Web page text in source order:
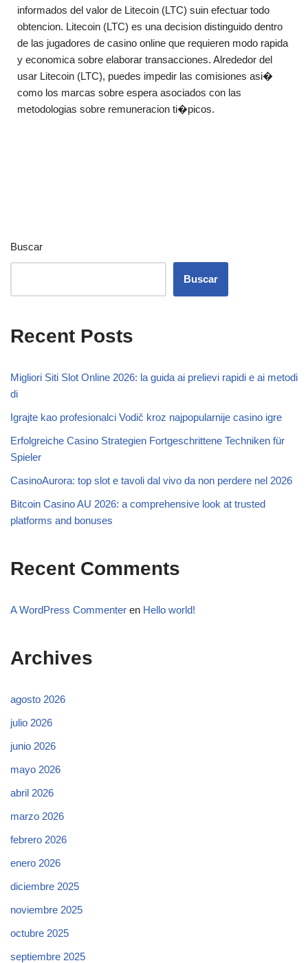
informados del valor de Litecoin (LTC) suin efectuar todo
obtencion. Litecoin (LTC) es una decision distinguido dentro
de las jugadores de casino online que requieren modo rapida
y economica sobre elaborar transacciones. Alrededor del
usar Litecoin (LTC), puedes impedir las comisiones asi�
como los marcas sobre espera asociados con las
metodologias sobre remuneracion ti�picos.
Buscar
Buscar
Recent Posts
Migliori Siti Slot Online 2026: la guida ai prelievi rapidi e ai metodi
di
Igrajte kao profesionalci Vodič kroz najpopularnije casino igre
Erfolgreiche Casino Strategien Fortgeschrittene Techniken für
Spieler
CasinoAurora: top slot e tavoli dal vivo da non perdere nel 2026
Bitcoin Casino AU 2026: a comprehensive look at trusted
platforms and bonuses
Recent Comments
A WordPress Commenter en Hello world!
Archives
agosto 2026
julio 2026
junio 2026
mayo 2026
abril 2026
marzo 2026
febrero 2026
enero 2026
diciembre 2025
noviembre 2025
octubre 2025
septiembre 2025